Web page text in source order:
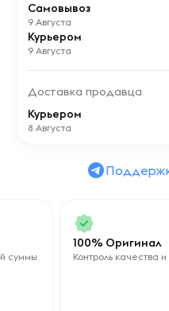
Самовывоз
9 Августа
Курьером
9 Августа
Доставка продавца
Курьером
8 Августа
суммы
100% Оригинал
Контроль качества